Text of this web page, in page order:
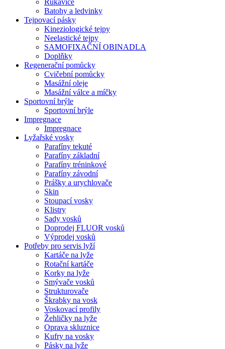
Rukavice
Batohy a ledvinky
Tejpovací pásky
Kineziologické tejpy
Neelastické tejpy
SAMOFIXAČNÍ OBINADLA
Doplňky
Regenerační pomůcky
Cvičební pomůcky
Masážní oleje
Masážní válce a míčky
Sportovní brýle
Sportovní brýle
Impregnace
Impregnace
Lyžařské vosky
Parafíny tekuté
Parafíny základní
Parafíny tréninkové
Parafíny závodní
Prášky a urychlovače
Skin
Stoupací vosky
Klistry
Sady vosků
Doprodej FLUOR vosků
Výprodej vosků
Potřeby pro servis lyží
Kartáče na lyže
Rotační kartáče
Korky na lyže
Smývače vosků
Strukturovače
Škrabky na vosk
Voskovací profily
Žehličky na lyže
Oprava skluznice
Kufry na vosky
Pásky na lyže